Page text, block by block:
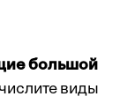
большой
виды